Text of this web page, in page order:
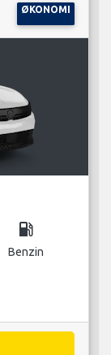
ØKONOMI
local_gas_station
Benzin